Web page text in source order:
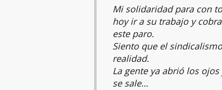
Mi solidaridad para con
hoy ir a su trabajo y
este paro.
Siento que el
realidad.
La gente ya abrió los
se sale…